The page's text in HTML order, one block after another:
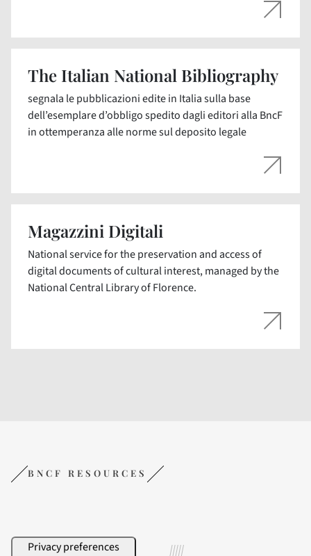
The Italian National Bibliography
segnala le pubblicazioni edite in Italia sulla base
dell’esemplare d’obbligo spedito dagli editori alla BncF
in ottemperanza alle norme sul deposito legale
Magazzini Digitali
National service for the preservation and access of
digital documents of cultural interest, managed by the
National Central Library of Florence.
BNCF RESOURCES